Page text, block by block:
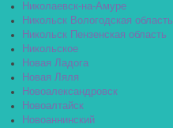
Николаевск-на-Амуре
Никольск Вологодская область
Никольск Пензенская область
Никольское
Новая Ладога
Новая Ляля
Новоалександровск
Новоалтайск
Новоаннинский